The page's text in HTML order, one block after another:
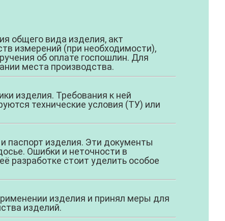
общего вида изделия, акт
измерений (при необходимости),
об оплате госпошлин. Для
места производства.
изделия. Требования к ней
технические условия (ТУ) или
паспорт изделия. Эти документы
Ошибки и неточности в
разработке стоит уделить особое
изделия и принял меры для
изделий.